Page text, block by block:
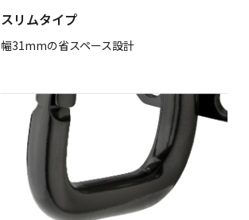
スリムタイプ
幅31mmの省スペース設計